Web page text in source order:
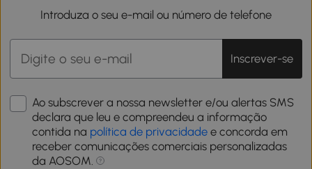
Introduza o seu e-mail ou número de telefone
Inscrever-se
Ao subscrever a nossa newsletter e/ou alertas SMS
declara que leu e compreendeu a informação
contida na política de privacidade e concorda em
receber comunicações comerciais personalizadas
da AOSOM.